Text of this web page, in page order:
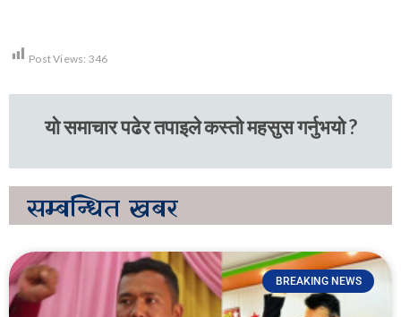
Post Views: 346
यो समाचार पढेर तपाइले कस्तो महसुस गर्नुभयो ?
सम्बन्धित खबर
BREAKING NEWS